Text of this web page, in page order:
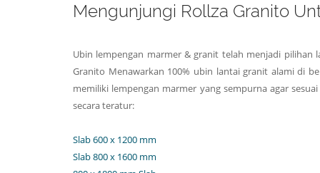
Mengunjungi Rollza Granito
Ubin lempengan marmer & granit telah menjadi pilihan
Granito Menawarkan 100% ubin lantai granit alami di
memiliki lempengan marmer yang sempurna agar
secara teratur:
Slab 600 x 1200 mm
Slab 800 x 1600 mm